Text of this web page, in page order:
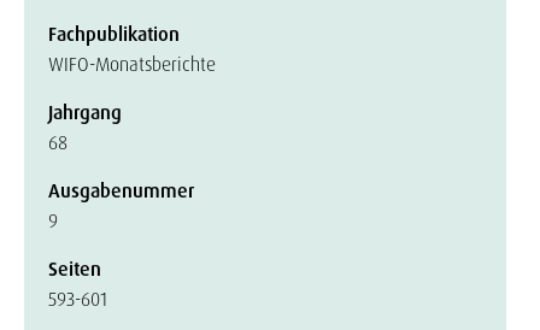
Fachpublikation
WIFO-Monatsberichte
Jahrgang
68
Ausgabenummer
9
Seiten
593-601